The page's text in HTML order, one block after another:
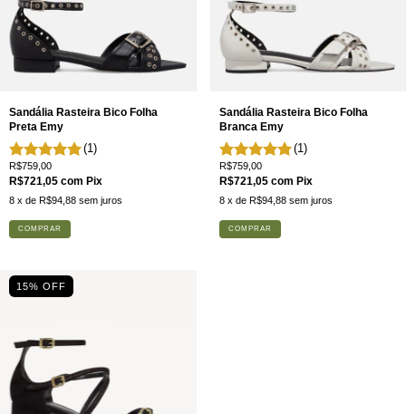
Sandália Rasteira Bico Folha
Preta Emy
(1)
R$759,00
R$721,05 com Pix
8 x de R$94,88 sem juros
COMPRAR
Sandália Rasteira Bico Folha
Branca Emy
(1)
R$759,00
R$721,05 com Pix
8 x de R$94,88 sem juros
COMPRAR
15% OFF